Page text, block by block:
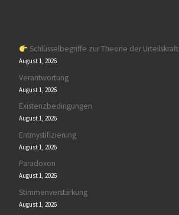
Schlüsselbegriffe zur Theorie der Urteilskraft
August 1, 2026
Verantwortung
August 1, 2026
Existenzbedingungen
August 1, 2026
Entmystifizierung
August 1, 2026
Paradoxon
August 1, 2026
Stimmenverstärkung
August 1, 2026